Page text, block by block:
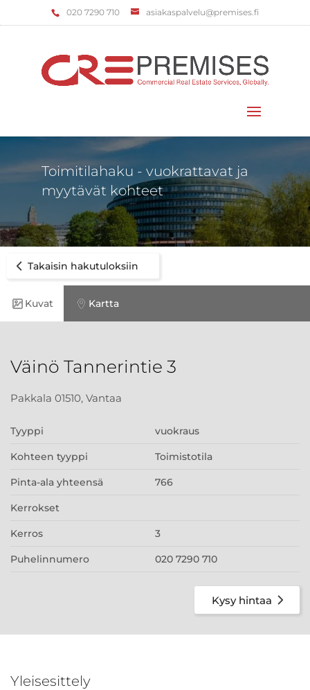
‌020 7290 710 asiakaspalvelu@premises.fi
Toimitilahaku - vuokrattavat ja
myytävät kohteet
Takaisin hakutuloksiin
Kuvat Kartta
Väinö Tannerintie 3
Pakkala 01510, Vantaa
Tyyppi vuokraus
Kohteen tyyppi Toimistotila
Pinta-ala yhteensä 766
Kerrokset
Kerros 3
Puhelinnumero 020 7290 710
Kysy hintaa
Yleisesittely